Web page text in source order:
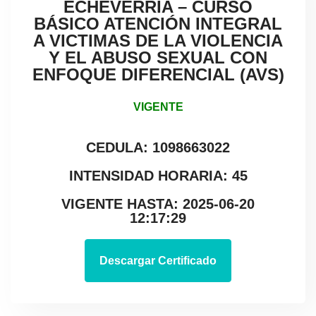
ECHEVERRIA – CURSO
BÁSICO ATENCIÓN INTEGRAL
A VICTIMAS DE LA VIOLENCIA
Y EL ABUSO SEXUAL CON
ENFOQUE DIFERENCIAL (AVS)
VIGENTE
CEDULA: 1098663022
INTENSIDAD HORARIA: 45
VIGENTE HASTA: 2025-06-20
12:17:29
Descargar Certificado